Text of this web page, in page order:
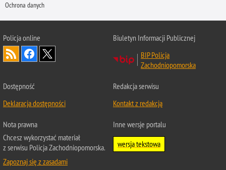
Ochrona danych
Policja online
Biuletyn Informacji Publicznej
BIP Policja
Zachodniopomorska
Dostępność
Deklaracja dostępności
Redakcja serwisu
Kontakt z redakcją
Nota prawna
Chcesz wykorzystać materiał
z serwisu Policja Zachodniopomorska.
Zapoznaj się z zasadami
Inne wersje portalu
wersja tekstowa